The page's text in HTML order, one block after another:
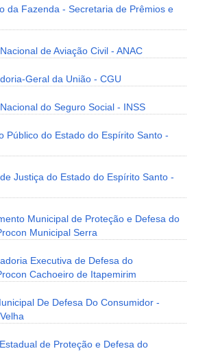
da Fazenda - Secretaria de Prêmios e
de Aviação Civil - ANAC
Geral da União - CGU
do Seguro Social - INSS
Público do Estado do Espírito Santo -
Justiça do Estado do Espírito Santo -
Municipal de Proteção e Defesa do
Municipal Serra
Executiva de Defesa do
Cachoeiro de Itapemirim
De Defesa Do Consumidor -
de Proteção e Defesa do